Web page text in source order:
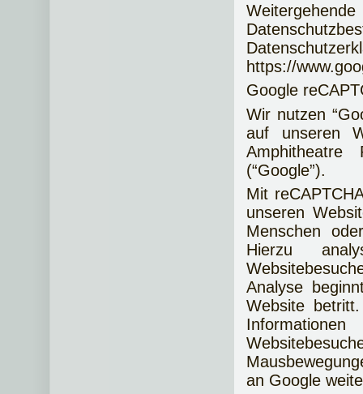
https://
Google
Wir nutzen
auf unseren
(“Google”).
Mit
unseren
Menschen
Hierzu
Analyse
Website
an Google